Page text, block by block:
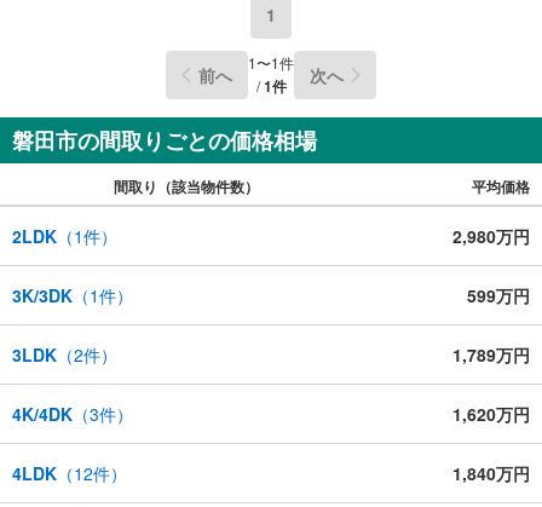
1
前へ 1〜1件
/1件 次へ
磐田市の間取りごとの価格相場
間取り（該当物件数） 平均価格
2LDK （1件） 2,980万円
3K/3DK （1件） 599万円
3LDK （2件） 1,789万円
4K/4DK （3件） 1,620万円
4LDK （12件） 1,840万円